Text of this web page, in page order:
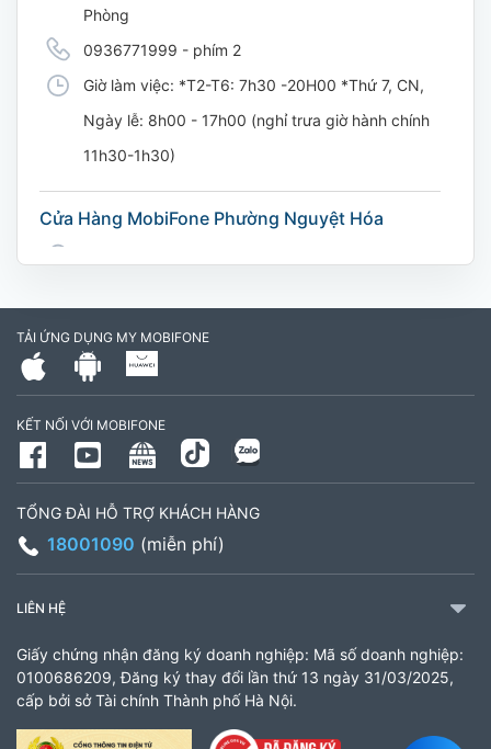
Phòng
0936771999 - phím 2
Giờ làm việc: *T2-T6: 7h30 -20H00 *Thứ 7, CN,
Ngày lễ: 8h00 - 17h00 (nghỉ trưa giờ hành chính
11h30-1h30)
Cửa Hàng MobiFone Phường Nguyệt Hóa
795497999
Giờ làm việc: Thứ 2 đến Thứ 6: Sáng 07:30 -
11:00 Chiều 13:30 đến 17:30 Thứ 7: Sáng 08:00
- 11:30 chiều 13:00 đến 17:00
CH 21B Ba La (CH 16 Ba La)
903460846
Giờ làm việc: 8:00 - 18:00
TẢI ỨNG DỤNG MY MOBIFONE
KẾT NỐI VỚI MOBIFONE
TỔNG ĐÀI HỖ TRỢ KHÁCH HÀNG
18001090 (miễn phí)
LIÊN HỆ
Giấy chứng nhận đăng ký doanh nghiệp: Mã số doanh nghiệp:
0100686209, Đăng ký thay đổi lần thứ 13 ngày 31/03/2025,
cấp bởi sở Tài chính Thành phố Hà Nội.